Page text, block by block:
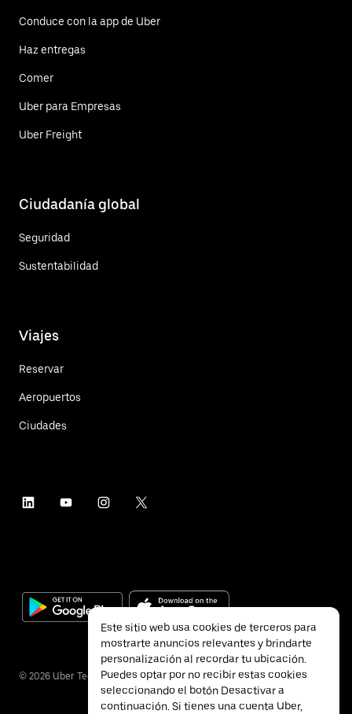
Conduce con la app de Uber
Haz entregas
Comer
Uber para Empresas
Uber Freight
Ciudadanía global
Seguridad
Sustentabilidad
Viajes
Reservar
Aeropuertos
Ciudades
© 2026 Uber Technologies Inc.
Este sitio web usa cookies de terceros para
mostrarte anuncios relevantes y brindarte
personalización al recordar tu ubicación.
Puedes optar por no recibir estas cookies
seleccionando el botón Desactivar a
continuación. Si tienes una cuenta Uber,